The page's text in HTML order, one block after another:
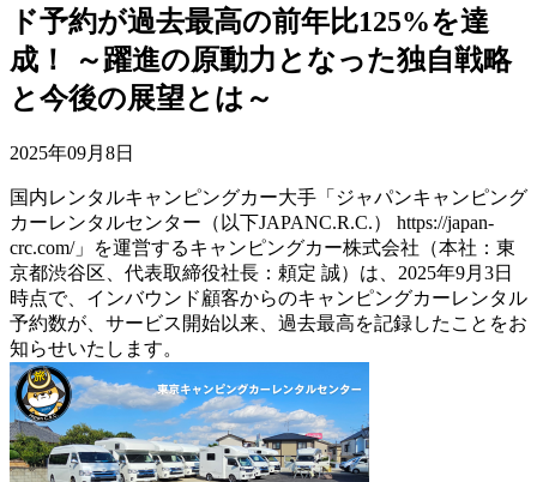
ド予約が過去最高の前年比125%を達
成！ ～躍進の原動力となった独自戦略
と今後の展望とは～
2025年09月8日
国内レンタルキャンピングカー大手「ジャパンキャンピング
カーレンタルセンター（以下JAPANC.R.C.） https://japan-
crc.com/」を運営するキャンピングカー株式会社（本社：東
京都渋谷区、代表取締役社長：頼定 誠）は、2025年9月3日
時点で、インバウンド顧客からのキャンピングカーレンタル
予約数が、サービス開始以来、過去最高を記録したことをお
知らせいたします。